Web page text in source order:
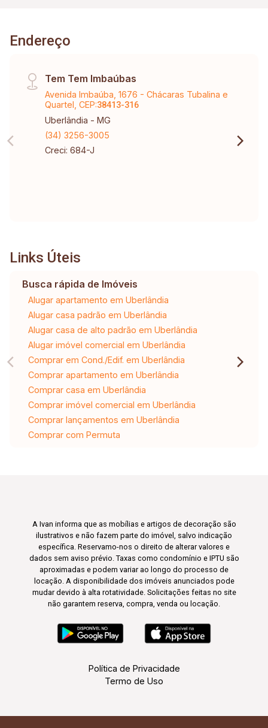
Endereço
Tem Tem Imbaúbas
Avenida Imbaúba, 1676 - Chácaras Tubalina e
Quartel, CEP:38413-316
Uberlândia - MG
(34) 3256-3005
Creci: 684-J
Links Úteis
Busca rápida de Imóveis
Alugar apartamento em Uberlândia
Alugar casa padrão em Uberlândia
Alugar casa de alto padrão em Uberlândia
Alugar imóvel comercial em Uberlândia
Comprar em Cond./Edif. em Uberlândia
Comprar apartamento em Uberlândia
Comprar casa em Uberlândia
Comprar imóvel comercial em Uberlândia
Comprar lançamentos em Uberlândia
Comprar com Permuta
A Ivan informa que as mobílias e artigos de decoração são
ilustrativos e não fazem parte do imóvel, salvo indicação
específica. Reservamo-nos o direito de alterar valores e
dados sem aviso prévio. Taxas como condomínio e IPTU são
aproximadas e podem variar ao longo do processo de
locação. A disponibilidade dos imóveis anunciados pode
mudar devido à alta rotatividade. Solicitações feitas no site
não garantem reserva, compra, venda ou locação.
Política de Privacidade
Termo de Uso